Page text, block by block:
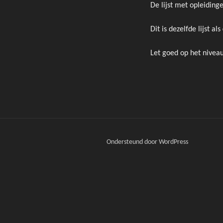
De lijst met
Dit is dezelfde lijst
Let goed op het
Ondersteund door WordPress